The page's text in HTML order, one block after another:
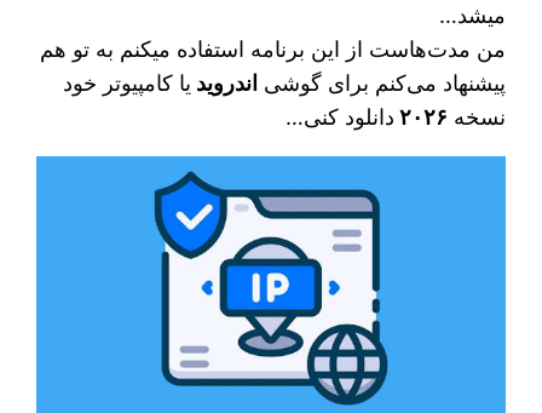
میشد…
من مدت‌هاست از این برنامه استفاده میکنم به تو هم
پیشنهاد می‌کنم برای گوشی اندروید یا کامپیوتر خود
نسخه ۲۰۲۶ دانلود کنی…